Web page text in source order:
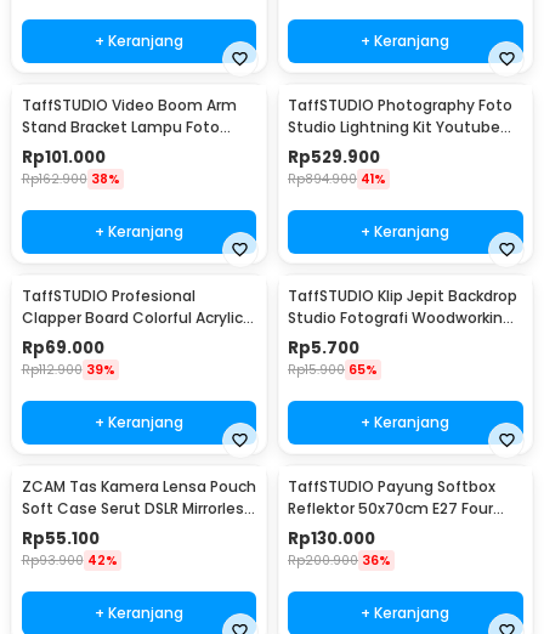
+ Keranjang + Keranjang
TaffSTUDIO Video Boom Arm
Stand Bracket Lampu Foto
Studio - SB36WE
Rp101.000
Rp162.900 38%
+ Keranjang
TaffSTUDIO Photography Foto
Studio Lightning Kit Youtube
Vlog - D-HZ7
Rp529.900
Rp894.900 41%
+ Keranjang
TaffSTUDIO Profesional
Clapper Board Colorful Acrylic -
TS-3EL
Rp69.000
Rp112.900 39%
+ Keranjang
TaffSTUDIO Klip Jepit Backdrop
Studio Fotografi Woodworking
6 Inch - PB-A06
Rp5.700
Rp15.900 65%
+ Keranjang
ZCAM Tas Kamera Lensa Pouch
Soft Case Serut DSLR Mirrorless
4 PCS - ZC121
Rp55.100
Rp93.900 42%
+ Keranjang
TaffSTUDIO Payung Softbox
Reflektor 50x70cm E27 Four
Lamp Socket - KS65
Rp130.000
Rp200.900 36%
+ Keranjang